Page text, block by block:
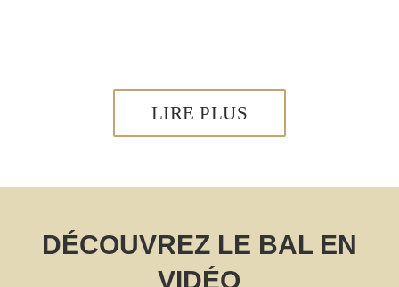
LIRE PLUS
DÉCOUVREZ LE BAL EN
VIDÉO